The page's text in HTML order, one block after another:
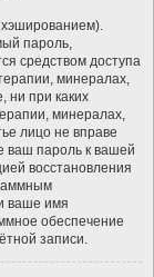
пароль,
средством доступа
минералах,
ни при каких
минералах,
лицо не вправе
ваш пароль к вашей
восстановления
ваше имя
обеспечение
записи.